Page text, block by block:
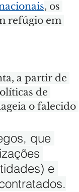
, os
refúgio em
a partir de
de
o falecido
que
e